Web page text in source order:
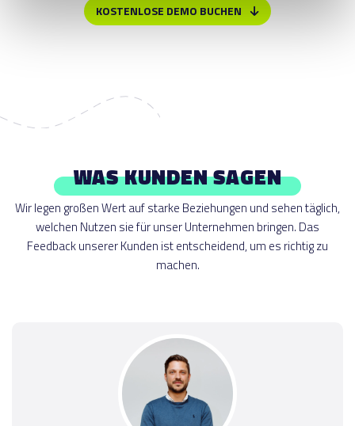
KOSTENLOSE DEMO BUCHEN
WAS KUNDEN SAGEN
Wir legen großen Wert auf starke Beziehungen und sehen täglich,
welchen Nutzen sie für unser Unternehmen bringen. Das
Feedback unserer Kunden ist entscheidend, um es richtig zu
machen.